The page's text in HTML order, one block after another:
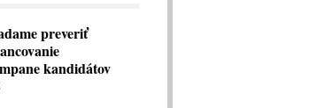
preveriť
kandidátov